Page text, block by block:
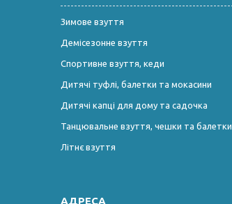
Зимове взуття
Демісезонне взуття
Спортивне взуття, кеди
Дитячі туфлі, балетки та мокасини
Дитячі капці для дому та садочка
Танцювальне взуття, чешки та балетки
Літнє взуття